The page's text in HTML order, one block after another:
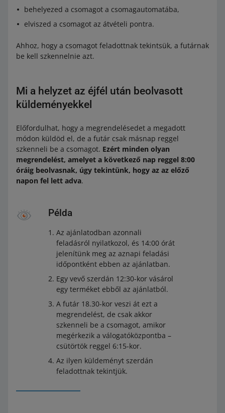
behelyezed a csomagot a csomagautomatába,
elviszed a csomagot az átvételi pontra.
Ahhoz, hogy a csomagot feladottnak tekintsük, a futárnak
be kell szkennelnie azt.
Mi a helyzet az éjfél után beolvasott
küldeményekkel
Előfordulhat, hogy a megrendelésedet a megadott
módon küldöd el, de a futár csak másnap reggel
szkenneli be a csomagot. Ezért minden olyan
megrendelést, amelyet a következő nap reggel 8:00
óráig beolvasnak, úgy tekintünk, hogy az az előző
napon fel lett adva.
Példa
Az ajánlatodban azonnali
feladásról nyilatkozol, és 14:00 órát
jelenítünk meg az aznapi feladási
időpontként ebben az ajánlatban.
Egy vevő szerdán 12:30-kor vásárol
egy terméket ebből az ajánlatból.
A futár 18.30-kor veszi át ezt a
megrendelést, de csak akkor
szkenneli be a csomagot, amikor
megérkezik a válogatóközpontba –
csütörtök reggel 6:15-kor.
Az ilyen küldeményt szerdán
feladottnak tekintjük.